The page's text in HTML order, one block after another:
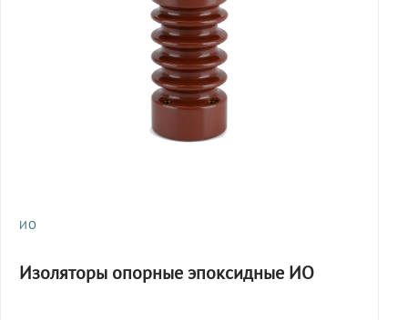
ИО
Изоляторы опорные эпоксидные ИО